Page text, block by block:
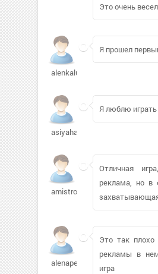
Это очень
alenkaluna562
Я прошел
asiyahalit683
Я люблю играть
amistroy347
Отличная
реклама, но в
alenapet
Это так плохо
рекламы в
игра